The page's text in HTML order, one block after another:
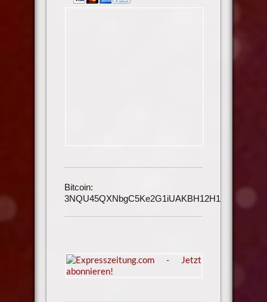
Bitcoin:
3NQU45QXNbgC5Ke2G1iUAKBH12H1h3UmAu